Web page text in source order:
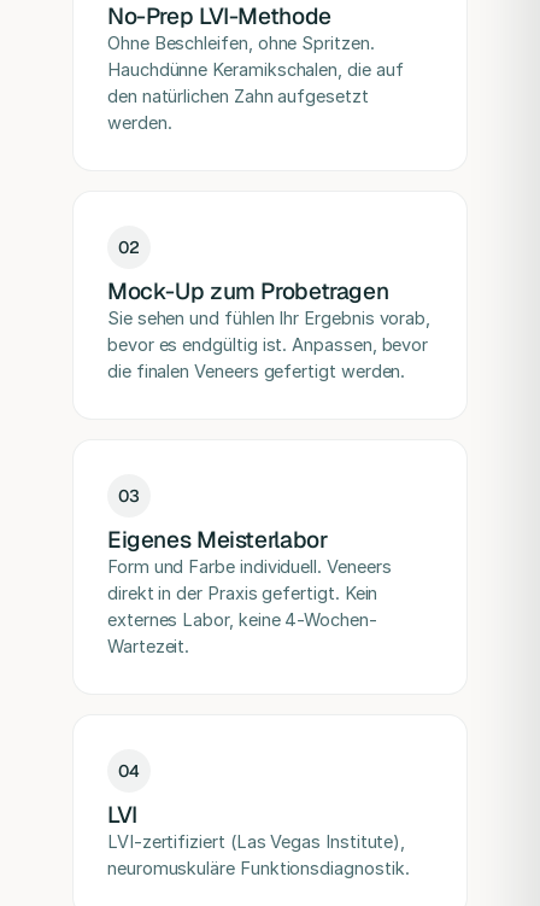
No-Prep LVI-Methode
Ohne Beschleifen, ohne Spritzen.
Hauchdünne Keramikschalen, die auf
den natürlichen Zahn aufgesetzt
werden.
02
Mock-Up zum Probetragen
Sie sehen und fühlen Ihr Ergebnis vorab,
bevor es endgültig ist. Anpassen, bevor
die finalen Veneers gefertigt werden.
03
Eigenes Meisterlabor
Form und Farbe individuell. Veneers
direkt in der Praxis gefertigt. Kein
externes Labor, keine 4-Wochen-
Wartezeit.
04
LVI
LVI-zertifiziert (Las Vegas Institute),
neuromuskuläre Funktionsdiagnostik.